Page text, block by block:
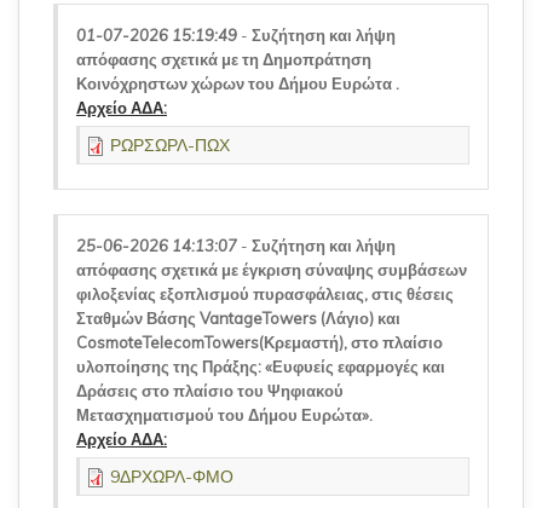
01-07-2026 15:19:49 - Συζήτηση και λήψη
απόφασης σχετικά με τη Δημοπράτηση
Κοινόχρηστων χώρων του Δήμου Ευρώτα .
Αρχείο ΑΔΑ:
ΡΩΡΣΩΡΛ-ΠΩΧ
25-06-2026 14:13:07 - Συζήτηση και λήψη
απόφασης σχετικά με έγκριση σύναψης συμβάσεων
φιλοξενίας εξοπλισμού πυρασφάλειας, στις θέσεις
Σταθμών Βάσης VantageTowers (Λάγιο) και
CosmoteTelecomTowers(Κρεμαστή), στο πλαίσιο
υλοποίησης της Πράξης: «Ευφυείς εφαρμογές και
Δράσεις στο πλαίσιο του Ψηφιακού
Μετασχηματισμού του Δήμου Ευρώτα».
Αρχείο ΑΔΑ:
9ΔΡΧΩΡΛ-ΦΜΟ